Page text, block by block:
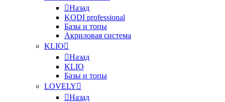
Назад
KODI professional
Базы и топы
Акриловая система
KLIO
Назад
KLIO
Базы и топы
LOVELY
Назад